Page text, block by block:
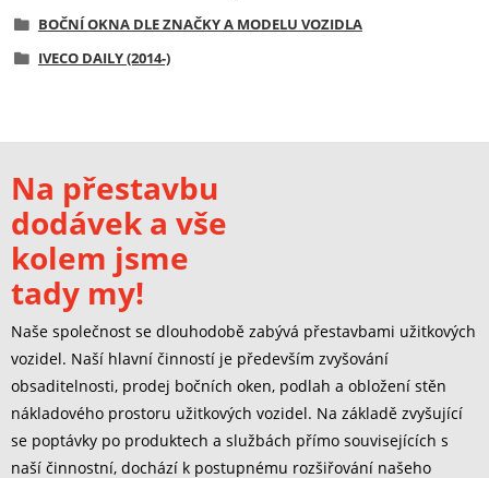
BOČNÍ OKNA DLE ZNAČKY A MODELU VOZIDLA
IVECO DAILY (2014-)
Na přestavbu
dodávek a vše
kolem jsme
tady my!
Naše společnost se dlouhodobě zabývá přestavbami užitkových
vozidel. Naší hlavní činností je především zvyšování
obsaditelnosti, prodej bočních oken, podlah a obložení stěn
nákladového prostoru užitkových vozidel. Na základě zvyšující
se poptávky po produktech a službách přímo souvisejících s
naší činnostní, dochází k postupnému rozšiřování našeho